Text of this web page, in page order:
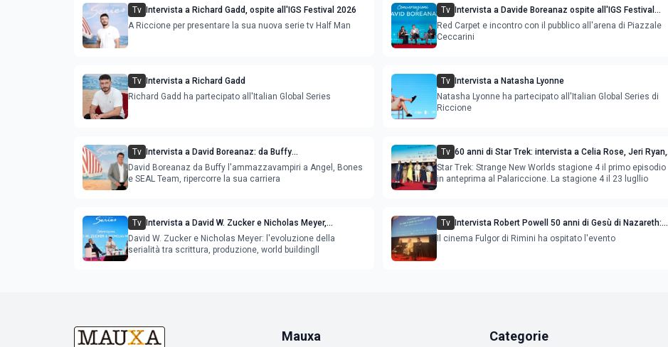
Tv
Intervista a Richard Gadd, ospite all'IGS Festival 2026
A Riccione per presentare la sua nuova serie tv Half Man
Tv
Intervista a Davide Boreanaz ospite all'IGS Festival
2026
Red Carpet e incontro con il pubblico all'arena di Piazzale
Ceccarini
Tv
Intervista a Richard Gadd
Richard Gadd ha partecipato all'Italian Global Series
Tv
Intervista a Natasha Lyonne
Natasha Lyonne ha partecipato all'Italian Global Series di
Riccione
Tv
Intervista a David Boreanaz: da Buffy
l'ammazzavampiri a Angel, Bones e SEAL Team
David Boreanaz da Buffy l'ammazzavampiri a Angel, Bones
e SEAL Team, ripercorre la sua carriera
Tv 60 anni di Star Trek: intervista a Celia Rose, Jeri Ryan,
Rebecca Romijn, Anson Mount
Star Trek: Strange New Worlds stagione 4 il primo episodio
in anteprima al Palariccione. La stagione 4 il 23 lugllio
Tv
Intervista a David W. Zucker e Nicholas Meyer,
l'evoluzione della serialità internazionale
David W. Zucker e Nicholas Meyer: l'evoluzione della
serialità tra scrittura, produzione, world buildingll
Tv
Intervista Robert Powell 50 anni di Gesù di Nazareth:
l'attore incontra il pubblico
Il cinema Fulgor di Rimini ha ospitato l'evento
Mauxa Categorie